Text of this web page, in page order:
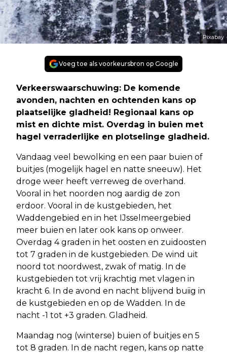
Pixabay
Voeg toe als voorkeursbron op Google
Verkeerswaarschuwing: De komende
avonden, nachten en ochtenden kans op
plaatselijke gladheid! Regionaal kans op
mist en dichte mist. Overdag in buien met
hagel verraderlijke en plotselinge gladheid.
Vandaag veel bewolking en een paar buien of
buitjes (mogelijk hagel en natte sneeuw). Het
droge weer heeft verreweg de overhand.
Vooral in het noorden nog aardig de zon
erdoor. Vooral in de kustgebieden, het
Waddengebied en in het IJsselmeergebied
meer buien en later ook kans op onweer.
Overdag 4 graden in het oosten en zuidoosten
tot 7 graden in de kustgebieden. De wind uit
noord tot noordwest, zwak of matig. In de
kustgebieden tot vrij krachtig met vlagen in
kracht 6. In de avond en nacht blijvend buiig in
de kustgebieden en op de Wadden. In de
nacht -1 tot +3 graden. Gladheid.
Maandag nog (winterse) buien of buitjes en 5
tot 8 graden. In de nacht regen, kans op natte